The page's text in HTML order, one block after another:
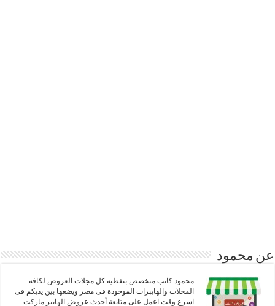
عن محمود
محمود كاتب متخصص بتغطية كل مجلات العروض لكافة
المحلات والهايبرات الموجودة فى مصر ويضعها بين يديكم فى
اسرع وقت اعمل على متابعة أحدث عروض الهايبر ماركت